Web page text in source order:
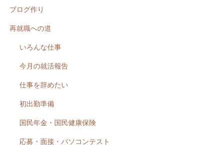
ブログ作り
再就職への道
いろんな仕事
今月の就活報告
仕事を辞めたい
初出勤準備
国民年金・国民健康保険
応募・面接・パソコンテスト